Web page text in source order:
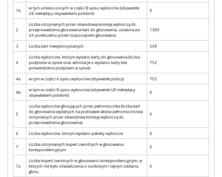
1b
w tym umieszczonych w części B spisu wyborców (obywatele
UE niebędący obywatelami polskimi)
0
2
Liczba otrzymanych przez obwodową komisję wyborczą ds.
przeprowadzenia głosowania kart do głosowania, ustalona po
ich przeliczeniu przed rozpoczęciem głosowania
1300
3 Liczba kart niewykorzystanych 549
4
Liczba wyborców, którym wydano karty do głosowania (liczba
podpisów w spisie oraz adnotacje o wydaniu karty bez
potwierdzenia podpisem w spisie)
752
4a w tym w części A spisu wyborców (obywatele polscy) 752
4b
w tym w części B spisu wyborców (obywatele UE niebędący
obywatelami polskimi)
0
5
Liczba wyborców głosujących przez pełnomocnika (liczba kart
do głosowania wydanych na podstawie aktów pełnomocnictwa
otrzymanych przez obwodową komisję wyborczą ds.
przeprowadzenia głosowania)
0
6 Liczba wyborców, którym wysłano pakiety wyborcze 0
7
Liczba otrzymanych kopert zwrotnych w głosowaniu
korespondencyjnym
0
7a
Liczba kopert zwrotnych w głosowaniu korespondencyjnym, w
których nie było oświadczenia o osobistym i tajnym oddaniu
głosu
0